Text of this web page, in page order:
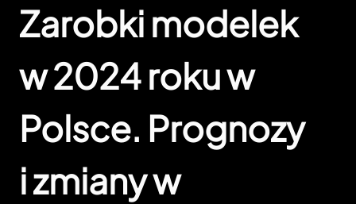
Zarobki modelek
w 2024 roku w
Polsce. Prognozy
i zmiany w